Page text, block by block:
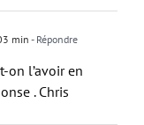
min - Répondre
on l’avoir en
. Chris